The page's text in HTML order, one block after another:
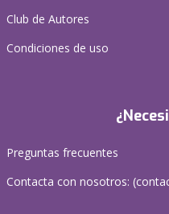
Club de Autores
Condiciones de uso
Preguntas frecuentes
Contacta con nosotros: (